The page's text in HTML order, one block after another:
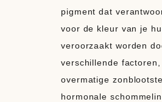
pigment dat
voor de kleur van je
veroorzaakt worden
verschillende factoren,
overmatige
hormonale